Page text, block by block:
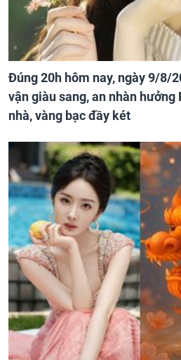
Đúng 20h hôm nay, ngày 9/8/
vận giàu sang, an nhàn hưởng
nhà, vàng bạc đầy két